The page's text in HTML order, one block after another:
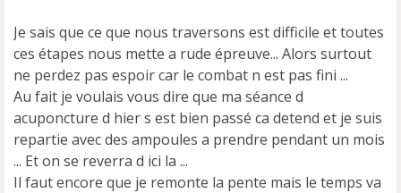
Je sais que ce que nous traversons est difficile et toutes
ces étapes nous mette a rude épreuve... Alors surtout
ne perdez pas espoir car le combat n est pas fini ...
Au fait je voulais vous dire que ma séance d
acuponcture d hier s est bien passé ca detend et je suis
repartie avec des ampoules a prendre pendant un mois
... Et on se reverra d ici la ...
Il faut encore que je remonte la pente mais le temps va